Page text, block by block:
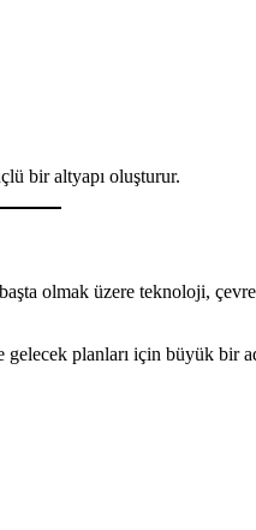
bir altyapı oluşturur.
olmak üzere teknoloji,
planları için büyük bir